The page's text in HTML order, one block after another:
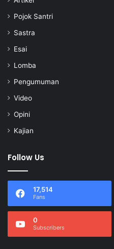
Pojok Santri
Sastra
Esai
Lomba
Pengumuman
Video
Opini
Kajian
Follow Us
17,514
Fans
0
Subscribers
Tim dukungan pelayanan kami siap